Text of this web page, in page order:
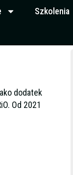
Szkolenia
dodatek
Od 2021